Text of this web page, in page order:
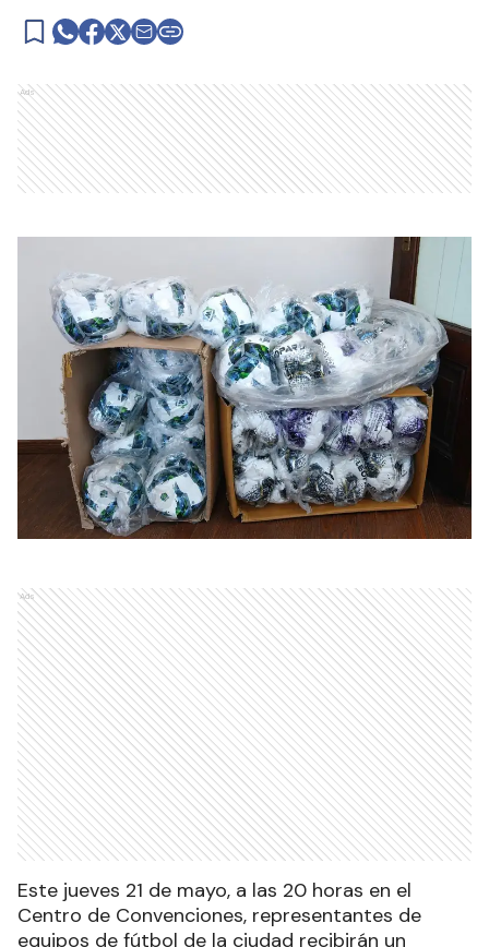
Ads
Ads
Este jueves 21 de mayo, a las 20 horas en el
Centro de Convenciones, representantes de
equipos de fútbol de la ciudad recibirán un